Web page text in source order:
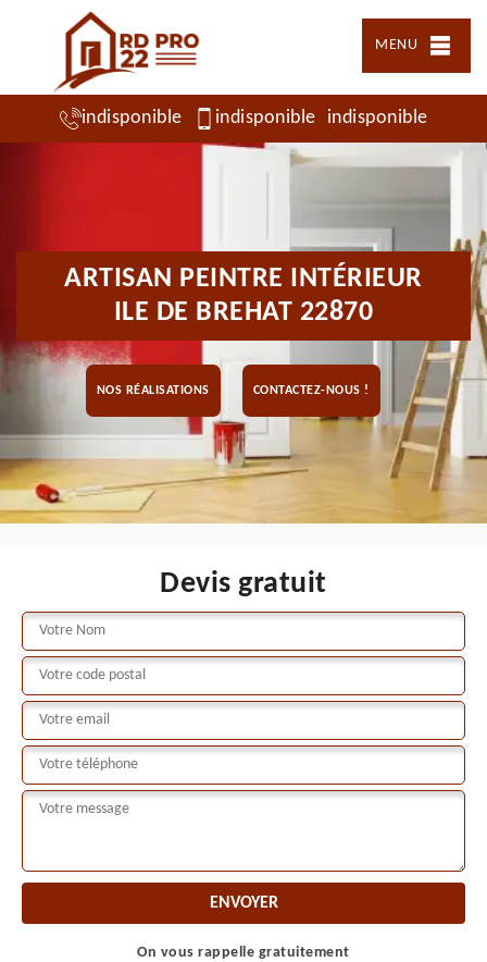
MENU
indisponible indisponible indisponible
ARTISAN PEINTRE INTÉRIEUR
ILE DE BREHAT 22870
NOS RÉALISATIONS CONTACTEZ-NOUS !
Devis gratuit
On vous rappelle gratuitement